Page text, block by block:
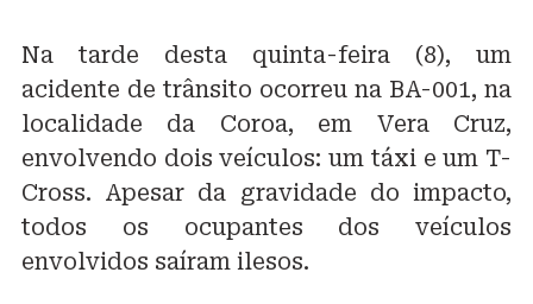
Na tarde desta quinta-feira (8), um
acidente de trânsito ocorreu na BA-001, na
localidade da Coroa, em Vera Cruz,
envolvendo dois veículos: um táxi e um T-
Cross. Apesar da gravidade do impacto,
todos os ocupantes dos veículos
envolvidos saíram ilesos.